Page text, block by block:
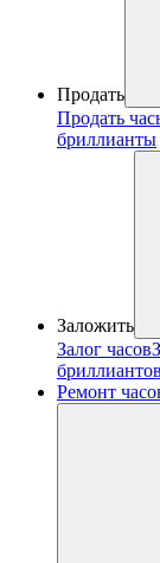
Продать
Продать
бриллианты
Заложить
Залог часов
бриллиантов
Ремонт